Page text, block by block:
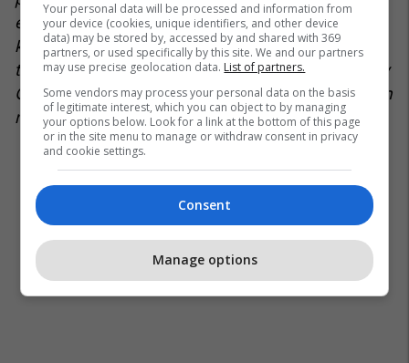
ekzistuar dhe ky fakt duhet të merret në
konsiderim si faktor i fuqishëm i krizës së
tanishme. Pikëpamja ime dallon nga ajo e z. Kirby
Green dhe sikur fjala [urdhri] të ishte dhënë vetëm
nga Stambolli, gjithçka do të ishte në rregull".
Your personal data will be processed and information from
your device (cookies, unique identifiers, and other device
data) may be stored by, accessed by and shared with 369
partners, or used specifically by this site. We and our partners
may use precise geolocation data. List of partners.
Some vendors may process your personal data on the basis
of legitimate interest, which you can object to by managing
your options below. Look for a link at the bottom of this page
or in the site menu to manage or withdraw consent in privacy
and cookie settings.
Consent
Manage options